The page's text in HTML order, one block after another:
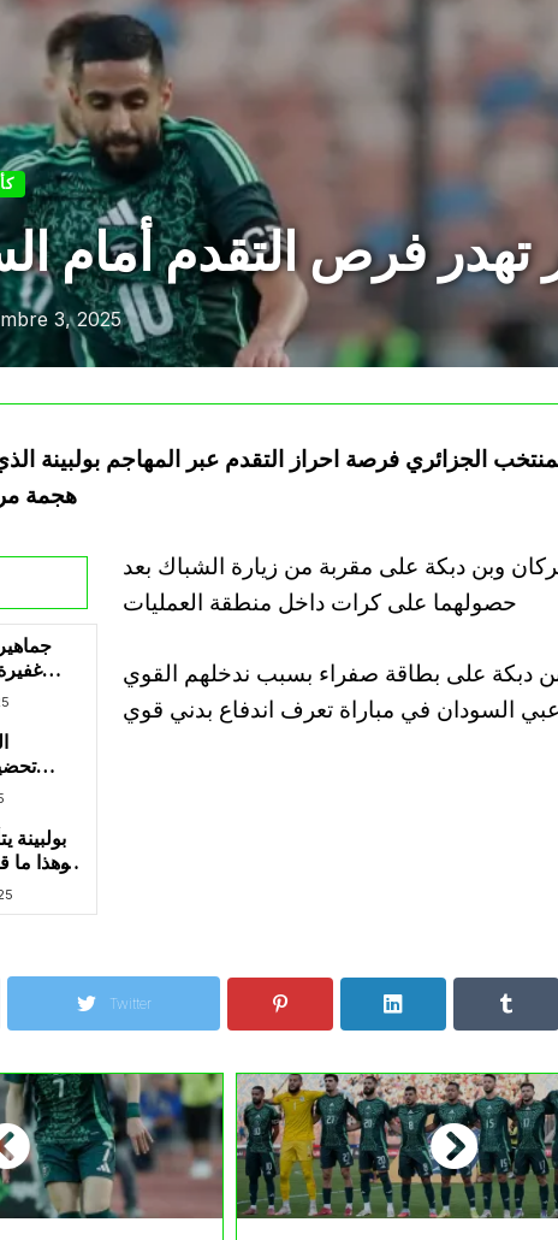
تهدر فرص التقدم أمام
3, 2025
الجزائري فرصة احراز التقدم عبر المهاجم بولبينة
هجمة
بولبينة
وهذا ما
تواجده
وبن دبكة على مقربة من زيارة الشباك بعد
حصولهما على كرات داخل منطقة العمليات
دبكة على بطاقة صفراء بسبب ندخلهم القوي
السودان في مباراة تعرف اندفاع بدني قوي
Twitter